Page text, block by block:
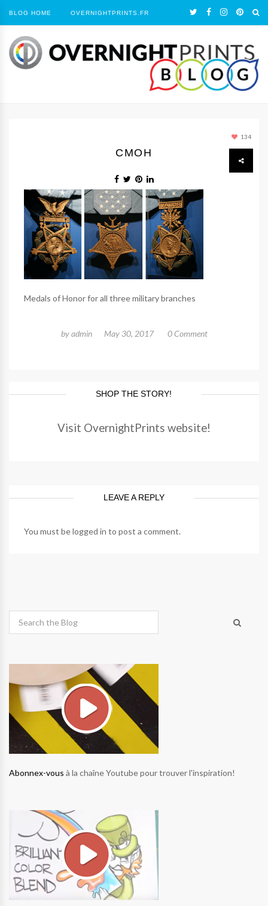
BLOG HOME OVERNIGHTPRINTS.FR
134
CMOH
Medals of Honor for all three military branches
byadmin May 30, 2017 0 Comment
SHOP THE STORY!
Visit OvernightPrints website!
LEAVE A REPLY
You must belogged in to post a comment.
Abonnex-vous à la chaîne Youtube pour trouver l'inspiration!